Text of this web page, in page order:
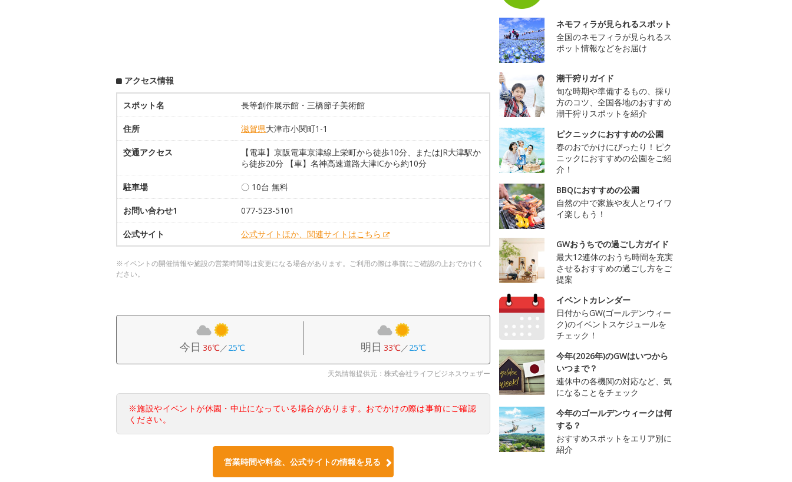
アクセス情報
スポット名 長等創作展示館・三橋節子美術館
住所 滋賀県大津市小関町1-1
交通アクセス
【電車】京阪電車京津線上栄町から徒歩10分、またはJR大津駅か
ら徒歩20分 【車】名神高速道路大津ICから約10分
駐車場 〇 10台 無料
お問い合わせ1 077-523-5101
公式サイト 公式サイトほか、関連サイトはこちら
※イベントの開催情報や施設の営業時間等は変更になる場合があります。ご利用の際は事前にご確認の上おでかけく
ださい。
今日 36℃／25℃ 明日 33℃／25℃
天気情報提供元：株式会社ライフビジネスウェザー
※施設やイベントが休園・中止になっている場合があります。おでかけの際は事前にご確認
ください。
営業時間や料金、公式サイトの情報を見る
ネモフィラが見られるスポット
全国のネモフィラが見られるス
ポット情報などをお届け
潮干狩りガイド
旬な時期や準備するもの、採り
方のコツ、全国各地のおすすめ
潮干狩りスポットを紹介
ピクニックにおすすめの公園
春のおでかけにぴったり！ピク
ニックにおすすめの公園をご紹
介！
BBQにおすすめの公園
自然の中で家族や友人とワイワ
イ楽しもう！
GWおうちでの過ごし方ガイド
最大12連休のおうち時間を充実
させるおすすめの過ごし方をご
提案
イベントカレンダー
日付からGW(ゴールデンウィー
ク)のイベントスケジュールを
チェック！
今年(2026年)のGWはいつから
いつまで？
連休中の各機関の対応など、気
になることをチェック
今年のゴールデンウィークは何
する？
おすすめスポットをエリア別に
紹介